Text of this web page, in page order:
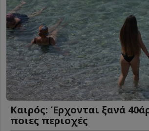
Καιρός: Έρχονται ξανά
ποιες περιοχές